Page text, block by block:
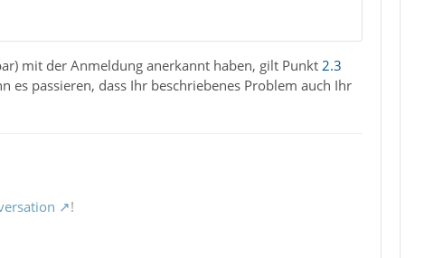
mit der Anmeldung anerkannt haben, gilt Punkt 2.3
es passieren, dass Ihr beschriebenes Problem auch Ihr
!